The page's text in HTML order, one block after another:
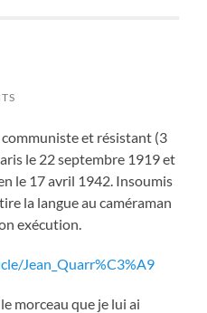
et résistant (3
le 22 septembre 1919 et
le 17 avril 1942. Insoumis
la langue au caméraman
exécution.
Jean_Quarr%C3%A9
morceau que je lui ai